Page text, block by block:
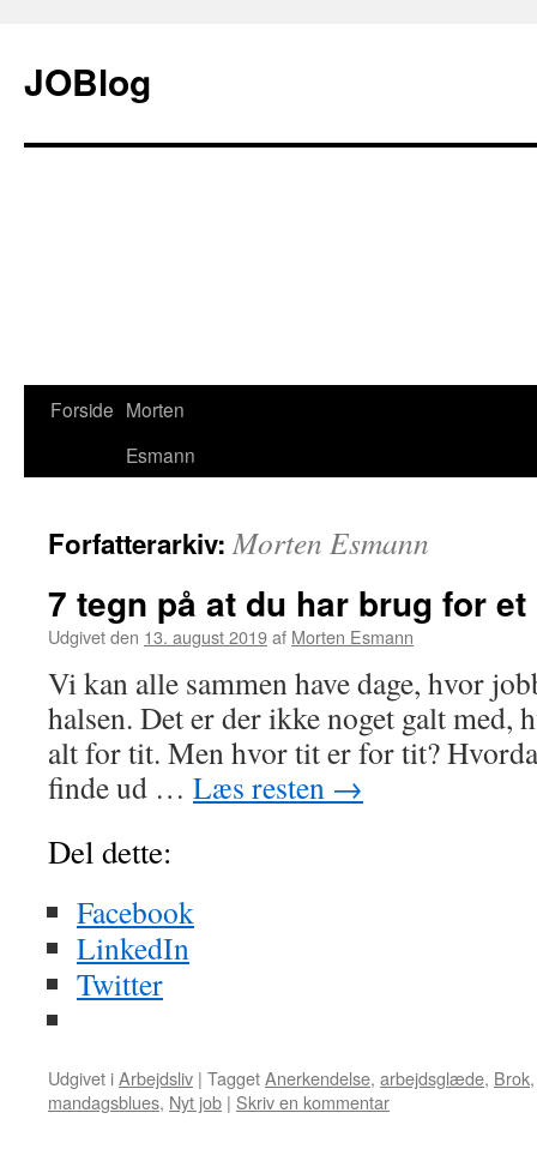
JOBlog
Hop
Forside Morten
Esmann
Forfatterarkiv:Morten Esmann
7 tegn på at du har brug for
Udgivet den 13. august 2019af Morten Esmann
Vi kan alle sammen have dage, hvor
halsen. Det er der ikke noget galt med,
alt for tit. Men hvor tit er for tit?
finde ud … Læs resten →
Del dette:
Facebook
LinkedIn
Twitter
Udgivet iArbejdsliv | TaggetAnerkendelse, arbejdsglæde, Brok
mandagsblues, Nyt job | Skriv en kommentar